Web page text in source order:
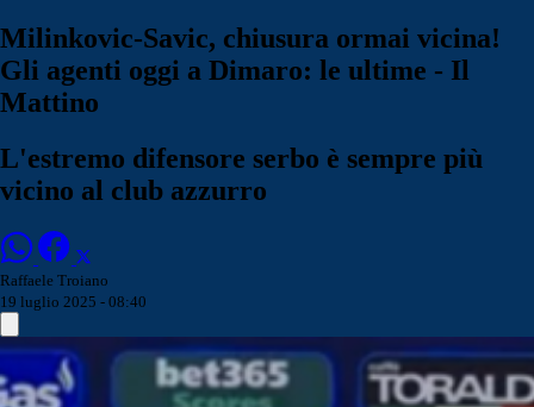
Milinkovic-Savic, chiusura ormai vicina!
Gli agenti oggi a Dimaro: le ultime - Il
Mattino
L'estremo difensore serbo è sempre più
vicino al club azzurro
Raffaele Troiano
19 luglio 2025 - 08:40